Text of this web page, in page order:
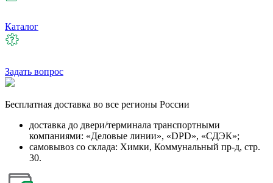
Каталог
Задать вопрос
Бесплатная доставка во все регионы России
доставка до двери/терминала транспортными
компаниями: «Деловые линии», «DPD», «СДЭК»;
самовывоз со склада: Химки, Коммунальный пр-д, стр.
30.